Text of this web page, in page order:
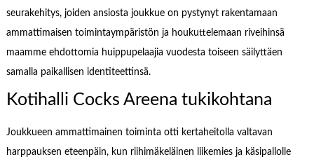
seurakehitys, joiden ansiosta joukkue on pystynyt rakentamaan
ammattimaisen toimintaympäristön ja houkuttelemaan riveihinsä
maamme ehdottomia huippupelaajia vuodesta toiseen säilyttäen
samalla paikallisen identiteettinsä.
Kotihalli Cocks Areena tukikohtana
Joukkueen ammattimainen toiminta otti kertaheitolla valtavan
harppauksen eteenpäin, kun riihimäkeläinen liikemies ja käsipallolle